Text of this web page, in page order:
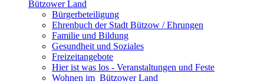
Bützower Land
Bürgerbeteiligung
Ehrenbuch der Stadt Bützow / Ehrungen
Familie und Bildung
Gesundheit und Soziales
Freizeit­angebote
Hier ist was los - Veranstaltungen und Feste
Wohnen im ­ Bützower Land